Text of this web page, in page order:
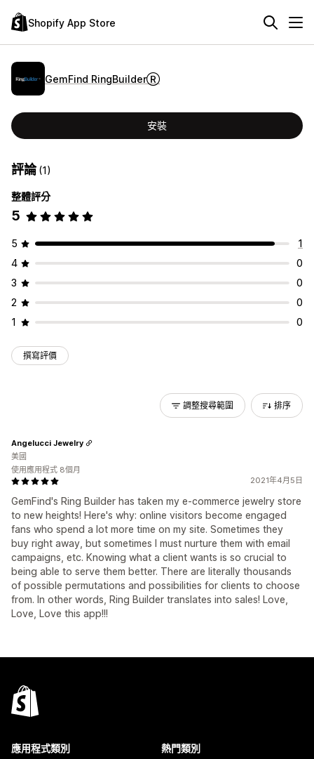
Shopify App Store
GemFind RingBuilderⓇ
安裝
評論(1)
整體評分
5
5
1
4
0
3
0
2
0
1
0
撰寫評價
調整搜尋範圍 排序
2021年4月5日
GemFind's Ring Builder has taken my e-commerce jewelry store
to new heights! Here's why: online visitors become engaged
fans who spend a lot more time on my site. Sometimes they
buy right away, but sometimes I must nurture them with email
campaigns, etc. Knowing what a client wants is so crucial to
being able to serve them better. There are literally thousands
of possible permutations and possibilities for clients to choose
from. In other words, Ring Builder translates into sales! Love,
Love, Love this app!!!
Angelucci Jewelry
美國
使用應用程式 8個月
應用程式類別 熱門類別